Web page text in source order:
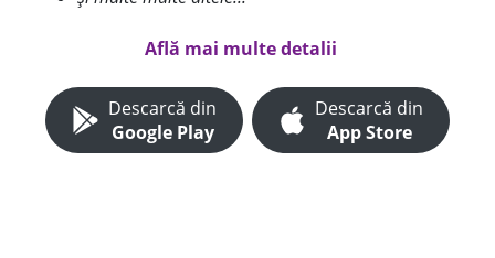
Află mai multe detalii
Descarcă din
Google Play
Descarcă din
App Store